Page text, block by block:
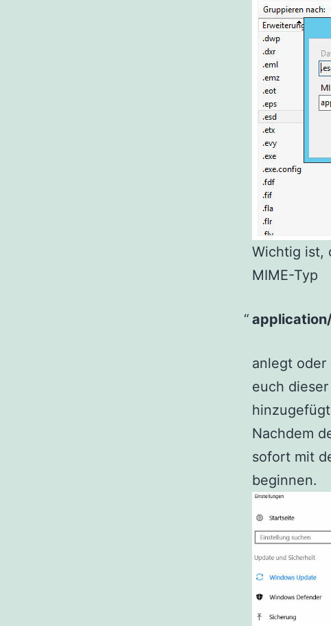
Wichtig ist,
MIME-Typ
anlegt oder
euch
Nachdem
sofort mit
beginnen.